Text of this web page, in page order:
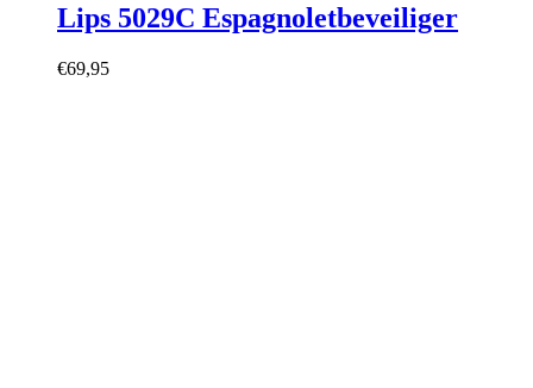
Lips 5029C Espagnoletbeveiliger
€69,95